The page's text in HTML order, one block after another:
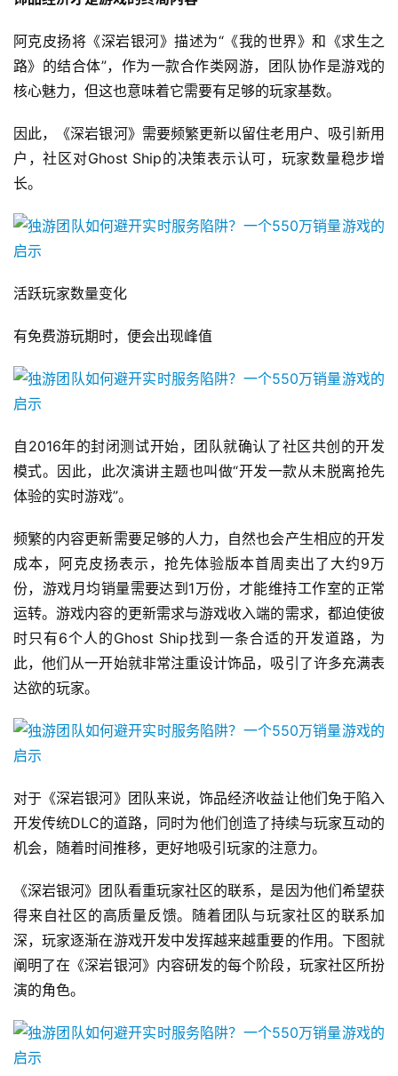
首
页
游
茶
原
游
业
界
机
游
戏
单
游
戏
阿克皮扬将《深岩银河》描述为“《我的世界》和《求生之
路》的结合体”，作为一款合作类网游，团队协作是游戏的
核心魅力，但这也意味着它需要有足够的玩家基数。
因此，《深岩银河》需要频繁更新以留住老用户、吸引新用
户，社区对Ghost Ship的决策表示认可，玩家数量稳步增
长。
活跃玩家数量变化
有免费游玩期时，便会出现峰值
自2016年的封闭测试开始，团队就确认了社区共创的开发
模式。因此，此次演讲主题也叫做“开发一款从未脱离抢先
体验的实时游戏”。
频繁的内容更新需要足够的人力，自然也会产生相应的开发
成本，阿克皮扬表示，抢先体验版本首周卖出了大约9万
份，游戏月均销量需要达到1万份，才能维持工作室的正常
运转。游戏内容的更新需求与游戏收入端的需求，都迫使彼
时只有6个人的Ghost Ship找到一条合适的开发道路，为
此，他们从一开始就非常注重设计饰品，吸引了许多充满表
达欲的玩家。
对于《深岩银河》团队来说，饰品经济收益让他们免于陷入
开发传统DLC的道路，同时为他们创造了持续与玩家互动的
机会，随着时间推移，更好地吸引玩家的注意力。
《深岩银河》团队看重玩家社区的联系，是因为他们希望获
得来自社区的高质量反馈。随着团队与玩家社区的联系加
深，玩家逐渐在游戏开发中发挥越来越重要的作用。下图就
阐明了在《深岩银河》内容研发的每个阶段，玩家社区所扮
演的角色。